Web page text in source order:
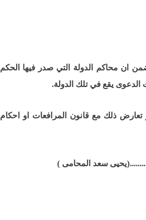
ان محاكم الدولة التي صدر فيها الحكم
الدعوى يقع في تلك الدولة.
ذلك مع قانون المرافعات او احكام